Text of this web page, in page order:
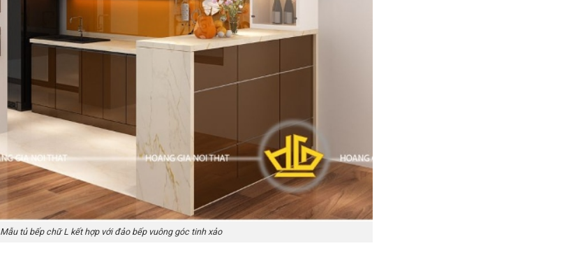
Mẫu tủ bếp chữ L kết hợp với đảo bếp vuông góc tinh xảo